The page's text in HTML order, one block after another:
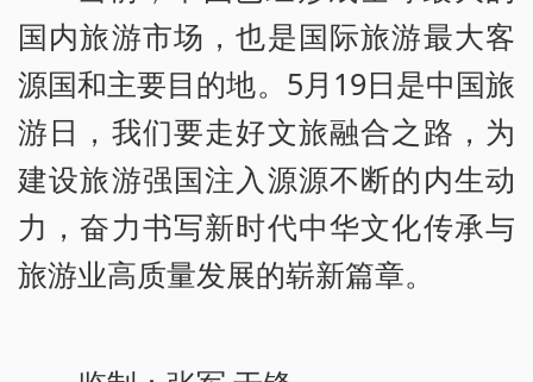
国内旅游市场，也是国际旅游最大客
源国和主要目的地。5月19日是中国旅
游日，我们要走好文旅融合之路，为
建设旅游强国注入源源不断的内生动
力，奋力书写新时代中华文化传承与
旅游业高质量发展的崭新篇章。